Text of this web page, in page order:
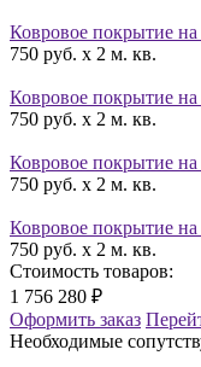
Ковровое покрытие на
750 руб. x 2 м. кв.
Ковровое покрытие на
750 руб. x 2 м. кв.
Ковровое покрытие на
750 руб. x 2 м. кв.
Ковровое покрытие на
750 руб. x 2 м. кв.
Стоимость товаров:
1 756 280 ₽
Оформить заказ
Необходимые